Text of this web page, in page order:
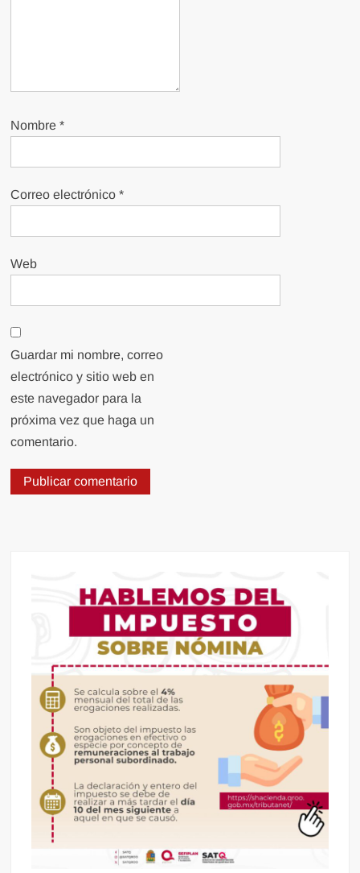
Nombre*
Correo electrónico*
Web
Guardar mi nombre, correo
electrónico y sitio web en
este navegador para la
próxima vez que haga un
comentario.